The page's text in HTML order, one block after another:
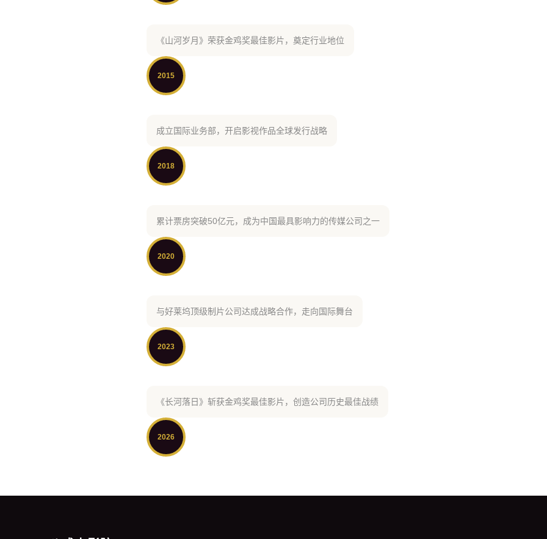
《山河岁月》荣获金鸡奖最佳影片，奠定行业地位
2015
成立国际业务部，开启影视作品全球发行战略
2018
累计票房突破50亿元，成为中国最具影响力的传媒公司之一
2020
与好莱坞顶级制片公司达成战略合作，走向国际舞台
2023
《长河落日》斩获金鸡奖最佳影片，创造公司历史最佳战绩
2026